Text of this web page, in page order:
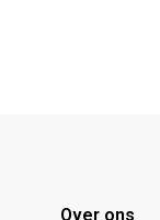
Over ons